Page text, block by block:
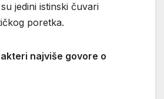
jedini istinski čuvari
poretka.
najviše govore o